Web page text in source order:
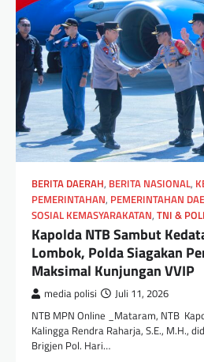
BERITA DAERAH, BERITA NASIONAL,
PEMERINTAHAN, PEMERINTAHAN
SOSIAL KEMASYARAKATAN, TNI &
Kapolda NTB Sambut
Lombok, Polda Siagakan
Maksimal Kunjungan VVIP
media polisi Juli 11, 2026
NTB MPN Online _Mataram, NTB
Kalingga Rendra Raharja, S.E., M.H.,
Brigjen Pol. Hari…